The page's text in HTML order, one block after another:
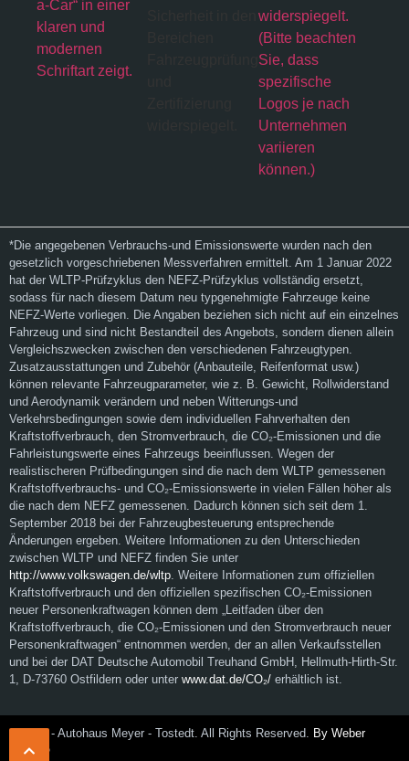
*Die angegebenen Verbrauchs-und Emissionswerte wurden nach den
gesetzlich vorgeschriebenen Messverfahren ermittelt. Am 1 Januar 2022
hat der WLTP-Prüfzyklus den NEFZ-Prüfzyklus vollständig ersetzt,
sodass für nach diesem Datum neu typgenehmigte Fahrzeuge keine
NEFZ-Werte vorliegen. Die Angaben beziehen sich nicht auf ein einzelnes
Fahrzeug und sind nicht Bestandteil des Angebots, sondern dienen allein
Vergleichszwecken zwischen den verschiedenen Fahrzeugtypen.
Zusatzausstattungen und Zubehör (Anbauteile, Reifenformat usw.)
können relevante Fahrzeugparameter, wie z. B. Gewicht, Rollwiderstand
und Aerodynamik verändern und neben Witterungs-und
Verkehrsbedingungen sowie dem individuellen Fahrverhalten den
Kraftstoffverbrauch, den Stromverbrauch, die CO₂-Emissionen und die
Fahrleistungswerte eines Fahrzeugs beeinflussen. Wegen der
realistischeren Prüfbedingungen sind die nach dem WLTP gemessenen
Kraftstoffverbrauchs- und CO₂-Emissionswerte in vielen Fällen höher als
die nach dem NEFZ gemessenen. Dadurch können sich seit dem 1.
September 2018 bei der Fahrzeugbesteuerung entsprechende
Änderungen ergeben. Weitere Informationen zu den Unterschieden
zwischen WLTP und NEFZ finden Sie unter
http://www.volkswagen.de/wltp . Weitere Informationen zum offiziellen
Kraftstoffverbrauch und den offiziellen spezifischen CO₂-Emissionen
neuer Personenkraftwagen können dem „Leitfaden über den
Kraftstoffverbrauch, die CO₂-Emissionen und den Stromverbrauch neuer
Personenkraftwagen“ entnommen werden, der an allen Verkaufsstellen
und bei der DAT Deutsche Automobil Treuhand GmbH, Hellmuth-Hirth-Str.
1, D-73760 Ostfildern oder unter www.dat.de/CO₂/ erhältlich ist.
© 2026 - Autohaus Meyer - Tostedt. All Rights Reserved.
By Weber
Media®